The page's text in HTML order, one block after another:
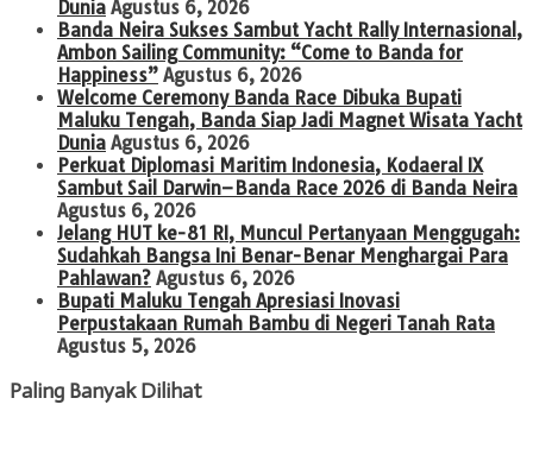
Dunia Agustus 6, 2026
Banda Neira Sukses Sambut Yacht Rally Internasional,
Ambon Sailing Community: “Come to Banda for
Happiness” Agustus 6, 2026
Welcome Ceremony Banda Race Dibuka Bupati
Maluku Tengah, Banda Siap Jadi Magnet Wisata Yacht
Dunia Agustus 6, 2026
Perkuat Diplomasi Maritim Indonesia, Kodaeral IX
Sambut Sail Darwin–Banda Race 2026 di Banda Neira
Agustus 6, 2026
Jelang HUT ke-81 RI, Muncul Pertanyaan Menggugah:
Sudahkah Bangsa Ini Benar-Benar Menghargai Para
Pahlawan? Agustus 6, 2026
Bupati Maluku Tengah Apresiasi Inovasi
Perpustakaan Rumah Bambu di Negeri Tanah Rata
Agustus 5, 2026
Paling Banyak Dilihat